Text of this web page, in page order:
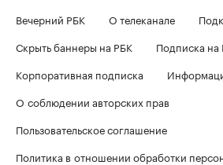
Вечерний РБК
О телеканале
Скрыть баннеры на РБК
Подписка на
Корпоративная подписка
О соблюдении авторских прав
Пользовательское соглашение
Политика в отношении обработки